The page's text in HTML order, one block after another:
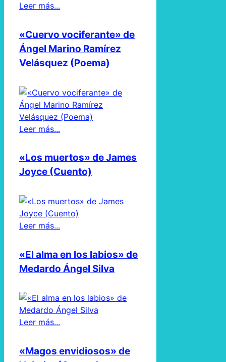
Leer más...
«Cuervo vociferante» de
Ángel Marino Ramírez
Velásquez (Poema)
Leer más...
«Los muertos» de James
Joyce (Cuento)
Leer más...
«El alma en los labios» de
Medardo Ángel Silva
Leer más...
«Magos envidiosos» de